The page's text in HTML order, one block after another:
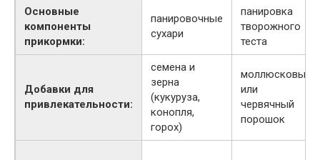
Основные
компоненты
прикормки:
панировочные
сухари
панировка
творожного
теста
Добавки для
привлекательности:
семена и
зерна
(кукуруза,
конопля,
горох)
моллюсковый
или
червячный
порошок